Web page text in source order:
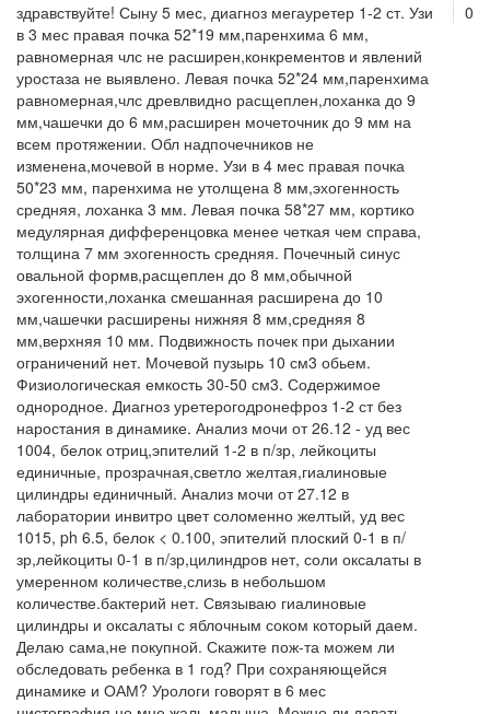
0
здравствуйте! Сыну 5 мес, диагноз мегауретер 1-2 ст. Узи
в 3 мес правая почка 52*19 мм,паренхима 6 мм,
равномерная члс не расширен,конкрементов и явлений
уростаза не выявлено. Левая почка 52*24 мм,паренхима
равномерная,члс древлвидно расщеплен,лоханка до 9
мм,чашечки до 6 мм,расширен мочеточник до 9 мм на
всем протяжении. Обл надпочечников не
изменена,мочевой в норме. Узи в 4 мес правая почка
50*23 мм, паренхима не утолщена 8 мм,эхогенность
средняя, лоханка 3 мм. Левая почка 58*27 мм, кортико
медулярная дифференцовка менее четкая чем справа,
толщина 7 мм эхогенность средняя. Почечный синус
овальной формв,расщеплен до 8 мм,обычной
эхогенности,лоханка смешанная расширена до 10
мм,чашечки расширены нижняя 8 мм,средняя 8
мм,верхняя 10 мм. Подвижность почек при дыхании
ограничений нет. Мочевой пузырь 10 см3 обьем.
Физиологическая емкость 30-50 см3. Содержимое
однородное. Диагноз уретерогодронефроз 1-2 ст без
наростания в динамике. Анализ мочи от 26.12 - уд вес
1004, белок отриц,эпителий 1-2 в п/зр, лейкоциты
единичные, прозрачная,светло желтая,гиалиновые
цилиндры единичный. Анализ мочи от 27.12 в
лаборатории инвитро цвет соломенно желтый, уд вес
1015, ph 6.5, белок < 0.100, эпителий плоский 0-1 в п/
зр,лейкоциты 0-1 в п/зр,цилиндров нет, соли оксалаты в
умеренном количестве,слизь в небольшом
количестве.бактерий нет. Связываю гиалиновые
цилиндры и оксалаты с яблочным соком который даем.
Делаю сама,не покупной. Скажите пож-та можем ли
обследовать ребенка в 1 год? При сохраняющейся
динамике и ОАМ? Урологи говорят в 6 мес